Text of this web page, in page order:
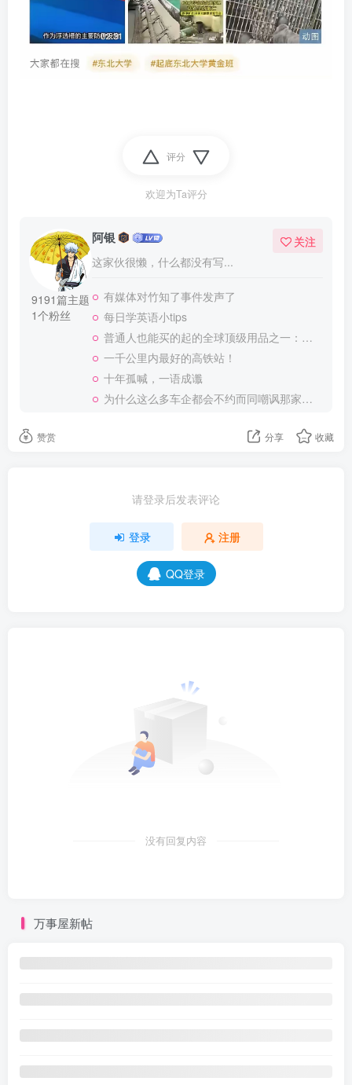
评分
欢迎为Ta评分
9191篇主题
1个粉丝
阿银
这家伙很懒，什么都没有写...
关注
有媒体对竹知了事件发声了
每日学英语小tips
普通人也能买的起的全球顶级用品之一：WD-40润滑除锈剂！
一千公里内最好的高铁站！
十年孤喊，一语成谶
为什么这么多车企都会不约而同嘲讽那家说不得的车企？
赞赏 分享 收藏
请登录后发表评论
登录 注册
QQ登录
没有回复内容
万事屋新帖